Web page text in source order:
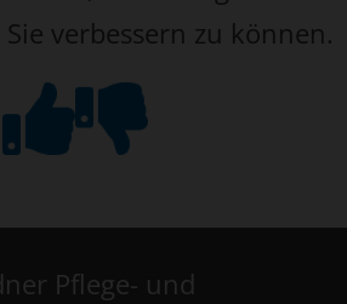
verbessern zu können.
Pflege- und